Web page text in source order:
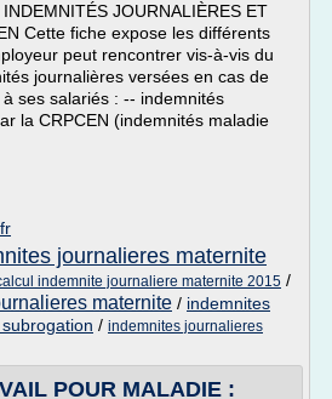
JOURNALIÈRES ET
Cette fiche expose les différents
peut rencontrer vis-à-vis du
journalières versées en cas de
ses salariés : -- indemnités
la CRPCEN (indemnités maladie
journalieres maternite
indemnite journaliere maternite 2015 /
maternite / indemnites
/ indemnites journalieres
POUR MALADIE :